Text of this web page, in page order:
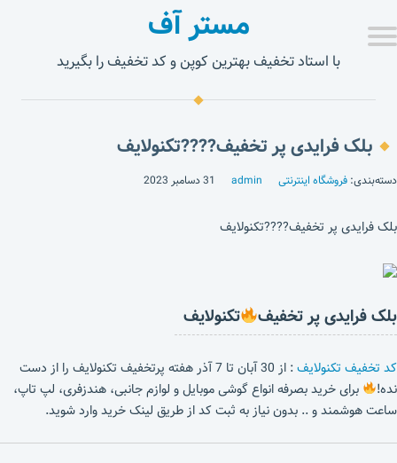
مستر آف
با استاد تخفیف بهترین کوپن و کد تخفیف را بگیرید
بلک فرایدی پر تخفیف????تکنولایف
دسته‌بندی: فروشگاه اینترنتی admin 31 دسامبر 2023
بلک فرایدی پر تخفیف????تکنولایف
بلک فرایدی پر تخفیف تکنولایف
کد تخفیف تکنولایف
: از 30 آبان تا 7 آذر هفته پرتخفیف تکنولایف را از دست
نده!
برای خرید بصرفه انواع گوشی موبایل و لوازم جانبی، هندزفری، لپ تاپ،
ساعت هوشمند و .. بدون نیاز به ثبت کد از طریق لینک خرید وارد شوید.